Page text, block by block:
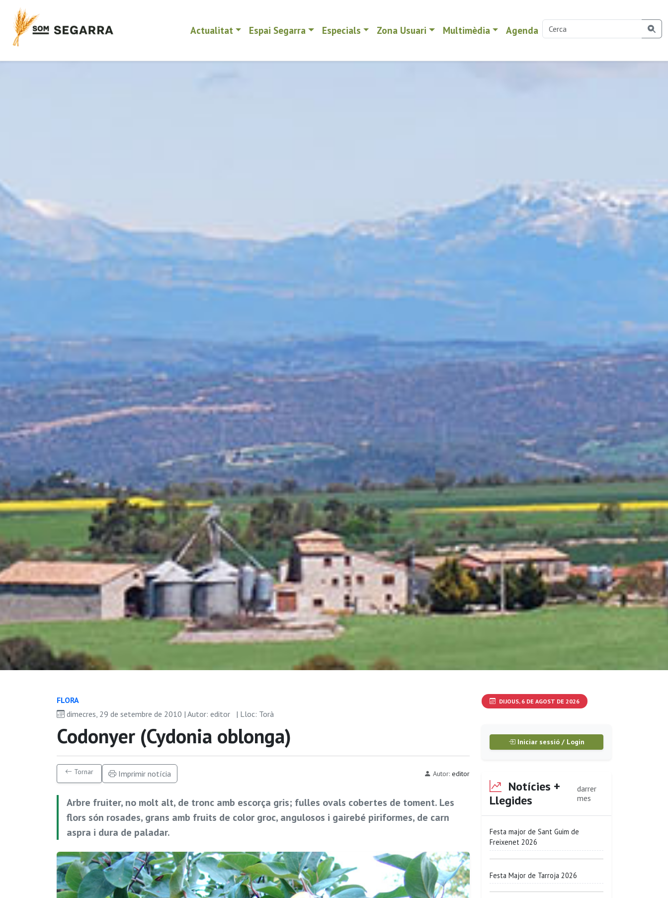
Actualitat Espai Segarra Especials Zona Usuari Multimèdia Agenda
FLORA
dimecres, 29 de setembre de 2010 | Autor: editor
| Lloc: Torà
Codonyer (Cydonia oblonga)
Tornar Imprimir notícia Autor: editor
Arbre fruiter, no molt alt, de tronc amb escorça gris; fulles ovals cobertes de toment. Les
flors són rosades, grans amb fruits de color groc, angulosos i gairebé piriformes, de carn
aspra i dura de paladar.
DIJOUS, 6 DE AGOST DE 2026
Iniciar sessió / Login
Notícies +
Llegides
darrer
mes
Festa major de Sant Guim de
Freixenet 2026
Festa Major de Tarroja 2026